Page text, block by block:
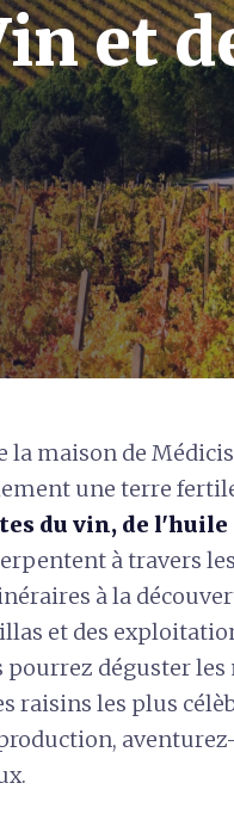
et
la maison de
une terre
du vin, de l'huile
à travers
à la
et des
pourrez déguster
raisins les plus